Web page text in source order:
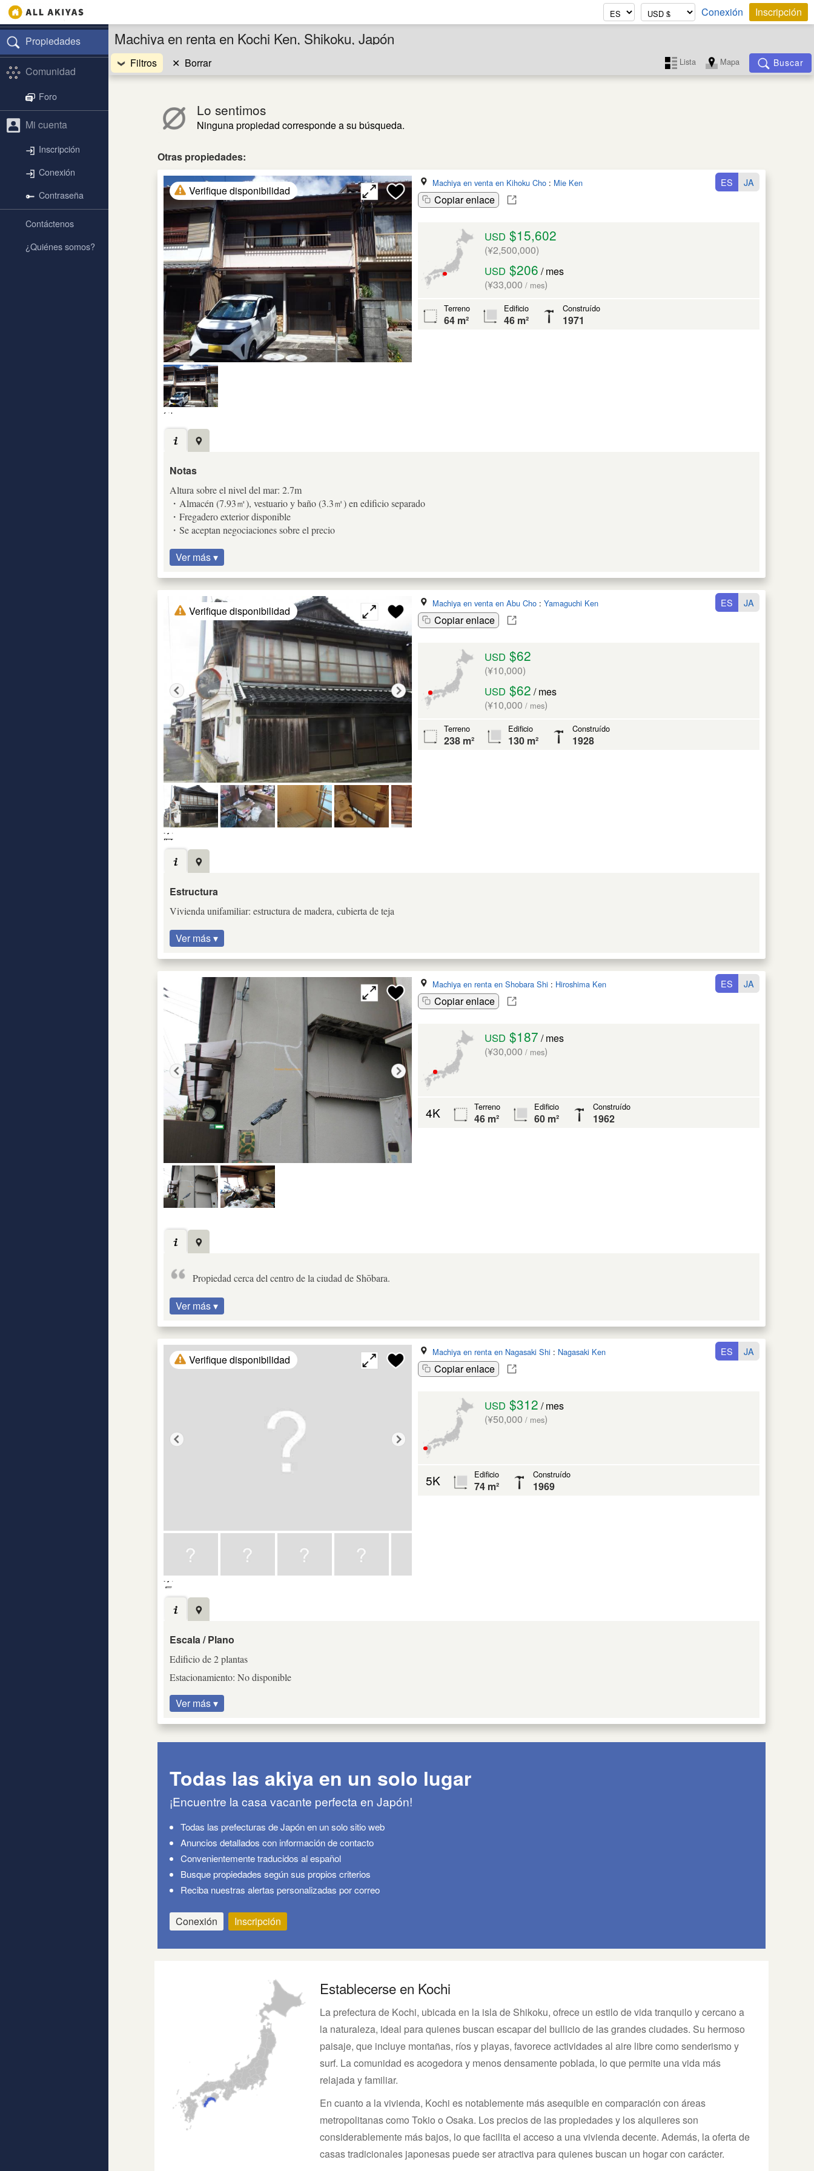
Conexión Inscripción
Propiedades
Comunidad
Foro
Mi cuenta
Inscripción
Conexión
Contraseña
Contáctenos
¿Quiénes somos?
Machiya en renta en Kochi Ken, Shikoku, Japón
Filtros ✕ Borrar Lista Mapa Buscar
Lo sentimos
Ninguna propiedad corresponde a su búsqueda.
Otras propiedades:
Verifique disponibilidad
Machiya en venta en Kihoku Cho: Mie Ken
Copiar enlace
ES JA
USD $15,602
(¥2,500,000)
USD $206 / mes
(¥33,000 / mes)
Terreno
64 m²
Edificio
46 m²
Construído
1971
Notas
Altura sobre el nivel del mar: 2.7m
・Almacén (7.93㎡), vestuario y baño (3.3㎡) en edificio separado
・Fregadero exterior disponible
・Se aceptan negociaciones sobre el precio
Ver más ▾
Verifique disponibilidad
Machiya en venta en Abu Cho: Yamaguchi Ken
Copiar enlace
ES JA
USD $62
(¥10,000)
USD $62 / mes
(¥10,000 / mes)
Terreno
238 m²
Edificio
130 m²
Construído
1928
Estructura
Vivienda unifamiliar: estructura de madera, cubierta de teja
Ver más ▾
Machiya en renta en Shobara Shi : Hiroshima Ken
Copiar enlace
ES JA
USD $187 / mes
(¥30,000 / mes)
4K Terreno
46 m²
Edificio
60 m²
Construído
1962
Propiedad cerca del centro de la ciudad de Shōbara.
Ver más ▾
Verifique disponibilidad
Machiya en renta en Nagasaki Shi : Nagasaki Ken
Copiar enlace
ES JA
USD $312 / mes
(¥50,000 / mes)
5K Edificio
74 m²
Construído
1969
Escala / Plano
Edificio de 2 plantas
Estacionamiento: No disponible
Ver más ▾
Todas las akiya en un solo lugar
¡Encuentre la casa vacante perfecta en Japón!
Todas las prefecturas de Japón en un solo sitio web
Anuncios detallados con información de contacto
Convenientemente traducidos al español
Busque propiedades según sus propios criterios
Reciba nuestras alertas personalizadas por correo
Conexión Inscripción
Establecerse en Kochi
La prefectura de Kochi, ubicada en la isla de Shikoku, ofrece un estilo de vida tranquilo y cercano a
la naturaleza, ideal para quienes buscan escapar del bullicio de las grandes ciudades. Su hermoso
paisaje, que incluye montañas, ríos y playas, favorece actividades al aire libre como senderismo y
surf. La comunidad es acogedora y menos densamente poblada, lo que permite una vida más
relajada y familiar.
En cuanto a la vivienda, Kochi es notablemente más asequible en comparación con áreas
metropolitanas como Tokio o Osaka. Los precios de las propiedades y los alquileres son
considerablemente más bajos, lo que facilita el acceso a una vivienda decente. Además, la oferta de
casas tradicionales japonesas puede ser atractiva para quienes buscan un hogar con carácter.